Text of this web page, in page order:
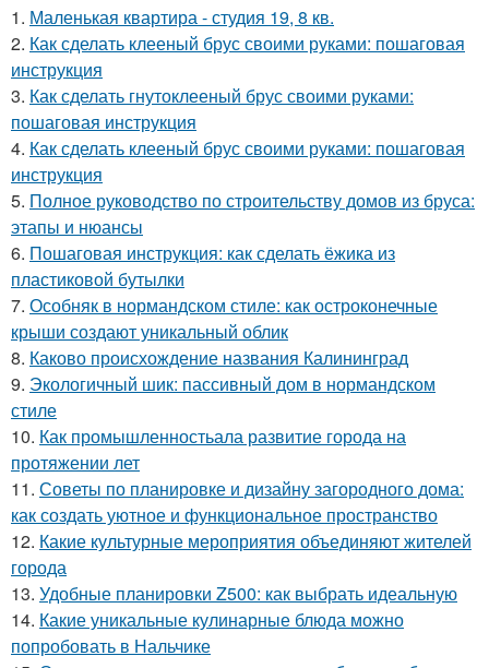
1. Маленькая квартира - студия 19, 8 кв.
2. Как сделать клееный брус своими руками: пошаговая
инструкция
3. Как сделать гнутоклееный брус своими руками:
пошаговая инструкция
4. Как сделать клееный брус своими руками: пошаговая
инструкция
5. Полное руководство по строительству домов из бруса:
этапы и нюансы
6. Пошаговая инструкция: как сделать ёжика из
пластиковой бутылки
7. Особняк в нормандском стиле: как остроконечные
крыши создают уникальный облик
8. Каково происхождение названия Калининград
9. Экологичный шик: пассивный дом в нормандском
стиле
10. Как промышленностьала развитие города на
протяжении лет
11. Советы по планировке и дизайну загородного дома:
как создать уютное и функциональное пространство
12. Какие культурные мероприятия объединяют жителей
города
13. Удобные планировки Z500: как выбрать идеальную
14. Какие уникальные кулинарные блюда можно
попробовать в Нальчике